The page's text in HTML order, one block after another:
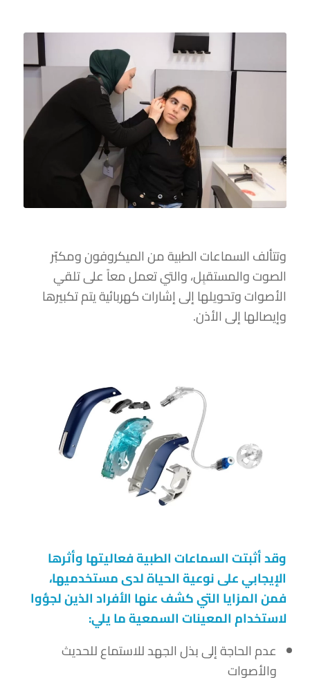
وتتألف السماعات الطبية من الميكروفون ومكبّر
الصوت والمستقبِل، والتي تعمل معاً على تلقي
الأصوات وتحويلها إلى إشارات كهربائية يتم تكبيرها
وإيصالها إلى الأذن.
وقد أثبتت السماعات الطبية فعاليتها وأثرها
الإيجابي على نوعية الحياة لدى مستخدميها،
فمن المزايا التي كشف عنها الأفراد الذين لجؤوا
لاستخدام المعينات السمعية ما يلي:
عدم الحاجة إلى بذل الجهد للاستماع للحديث
والأصوات